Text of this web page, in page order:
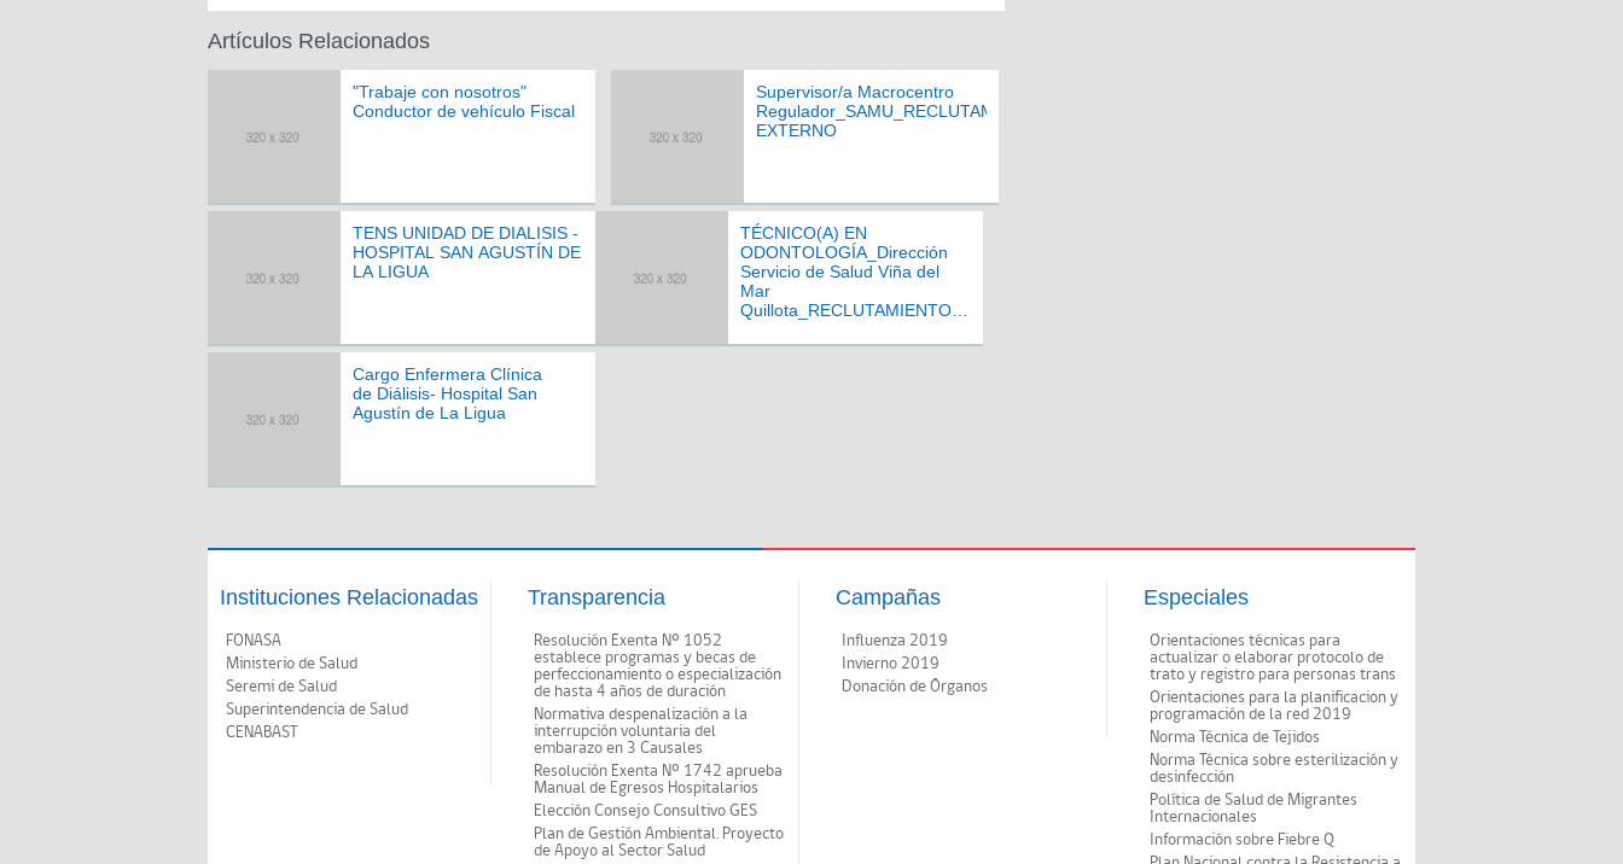
Artículos Relacionados
"Trabaje con nosotros"
Conductor de vehículo Fiscal
Supervisor/a Macrocentro
Regulador_SAMU_RECLUTAMIENTO
EXTERNO
TENS UNIDAD DE DIALISIS -
HOSPITAL SAN AGUSTÍN DE
LA LIGUA
TÉCNICO(A) EN
ODONTOLOGÍA_Dirección
Servicio de Salud Viña del
Mar
Quillota_RECLUTAMIENTO
Cargo Enfermera Clínica
de Diálisis- Hospital San
Agustín de La Ligua
Instituciones Relacionadas
FONASA
Ministerio de Salud
Seremi de Salud
Superintendencia de Salud
CENABAST
Transparencia
Resolución Exenta Nº 1052
establece programas y becas de
perfeccionamiento o especialización
de hasta 4 años de duración
Normativa despenalización a la
interrupción voluntaria del
embarazo en 3 Causales
Resolución Exenta Nº 1742 aprueba
Manual de Egresos Hospitalarios
Elección Consejo Consultivo GES
Plan de Gestión Ambiental. Proyecto
de Apoyo al Sector Salud
Campañas
Influenza 2019
Invierno 2019
Donación de Órganos
Especiales
Orientaciones técnicas para
actualizar o elaborar protocolo de
trato y registro para personas trans
Orientaciones para la planificacion y
programación de la red 2019
Norma Técnica de Tejidos
Norma Técnica sobre esterilización y
desinfección
Política de Salud de Migrantes
Internacionales
Información sobre Fiebre Q